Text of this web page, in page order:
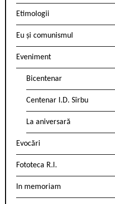
Etimologii
Eu și comunismul
Eveniment
Bicentenar
Centenar I.D. Sîrbu
La aniversară
Evocări
Fototeca R.l.
In memoriam